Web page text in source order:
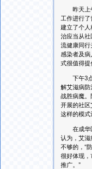
昨天上午
工作进行
建立了个
治应当从
流健康同行
感染者及
式很值得
下午3点
解艾滋病
战胜病魔
开展的社
这样的模式
在成华区
认为，艾
不够的，“
很好体现
推广。”